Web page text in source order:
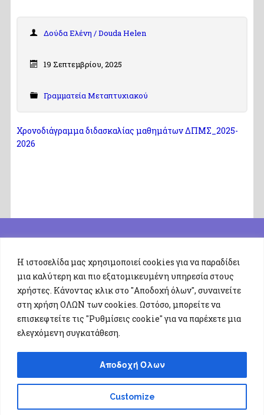
Η ιστοσελίδα μας χρησιμοποιεί cookies για να παραδίδει
μια καλύτερη και πιο εξατομικευμένη υπηρεσία στους
χρήστες. Κάνοντας κλικ στο "Αποδοχή όλων", συναινείτε
στη χρήση ΟΛΩΝ των cookies. Ωστόσο, μπορείτε να
επισκεφτείτε τις "Ρυθμίσεις cookie" για να παρέχετε μια
ελεγχόμενη συγκατάθεση.
Customize
Αποδοχή Όλων
Δούδα Ελένη / Douda Helen
19 Σεπτεμβρίου, 2025
Γραμματεία Μεταπτυχιακού
Χρονοδιάγραμμα διδασκαλίας μαθημάτων ΔΠΜΣ_2025-
2026
Αθλητισμού, Δημοκρίτειο Πανεπιστημίο Θράκης,
Πανεπιστημιούπολη, Τ.Κ. 69100 Κομοτηνή Τηλέφωνο: 25310